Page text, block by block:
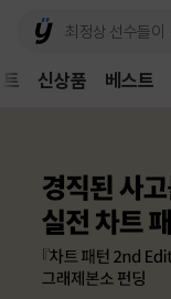
신상품 베스트